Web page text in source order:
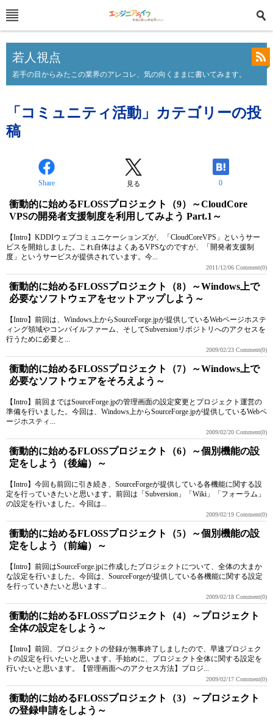
若人視点
若手の目からみたこの業界のアレコレ、気の向くままに書いてみます。
「コミュニティ活動」カテゴリーの投
稿
Share 見る 0
衝動的に始めるFLOSSプロジェクト（9）～CloudCore
VPSの開発者支援制度を利用してみよう Part.1～
【Intro】KDDIウェブコミュニケーションズが、「CloudCoreVPS」というサー
ビスを開始しました。これ自体はよくあるVPSなのですが、「開発者支援制
度」というサービスが提供されています。今...
2011/12/06 Comment(0)
衝動的に始めるFLOSSプロジェクト（8）～Windows上で
必要なソフトウェアをセットアップしよう～
【Intro】前回は、Windows上からSourceForge.jpが提供しているWebページホステ
ィング領域やコンパイルファーム、そしてSubversionリポジトリへのアクセスを
行うために必要と...
2009/02/23 Comment(0)
衝動的に始めるFLOSSプロジェクト（7）～Windows上で
必要なソフトウェアをそろえよう～
【Intro】前回まではSourceForge.jpの管理画面の設定変更とプロジェクト運営の
準備を行いました。今回は、Windows上からSourceForge.jpが提供しているWebペ
ージホスティ...
2009/02/20 Comment(0)
衝動的に始めるFLOSSプロジェクト（6）～個別機能の設
定をしよう（後編）～
【Intro】今回も前回に引き続き、SourceForgeが提供している各機能に関する設
定を行っていきたいと思います。前回は「Subversion」「Wiki」「フォーラム」
の設定を行いました。今回は...
2009/02/19 Comment(0)
衝動的に始めるFLOSSプロジェクト（5）～個別機能の設
定をしよう（前編）～
【Intro】前回はSourceForge.jpに作成したプロジェクトについて、全体の大まか
な設定を行いました。今回は、SourceForgeが提供している各機能に関する設定
を行っていきたいと思います...
2009/02/18 Comment(0)
衝動的に始めるFLOSSプロジェクト（4）～プロジェクト
全体の設定をしよう～
【Intro】前回、プロジェクトの登録が無事終了しましたので、早速プロジェク
トの設定を行いたいと思います。手始めに、プロジェクト全体に関する設定を
行いたいと思います。【管理画面へのアクセス方法】プロジ...
2009/02/17 Comment(0)
衝動的に始めるFLOSSプロジェクト（3）～プロジェクト
の登録申請をしよう～